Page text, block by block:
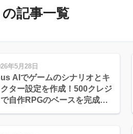
の記事一覧
年5月28日
AIでゲームのシナリオとキ
ター設定を作成！500クレジ
自作RPGのベースを完成さ